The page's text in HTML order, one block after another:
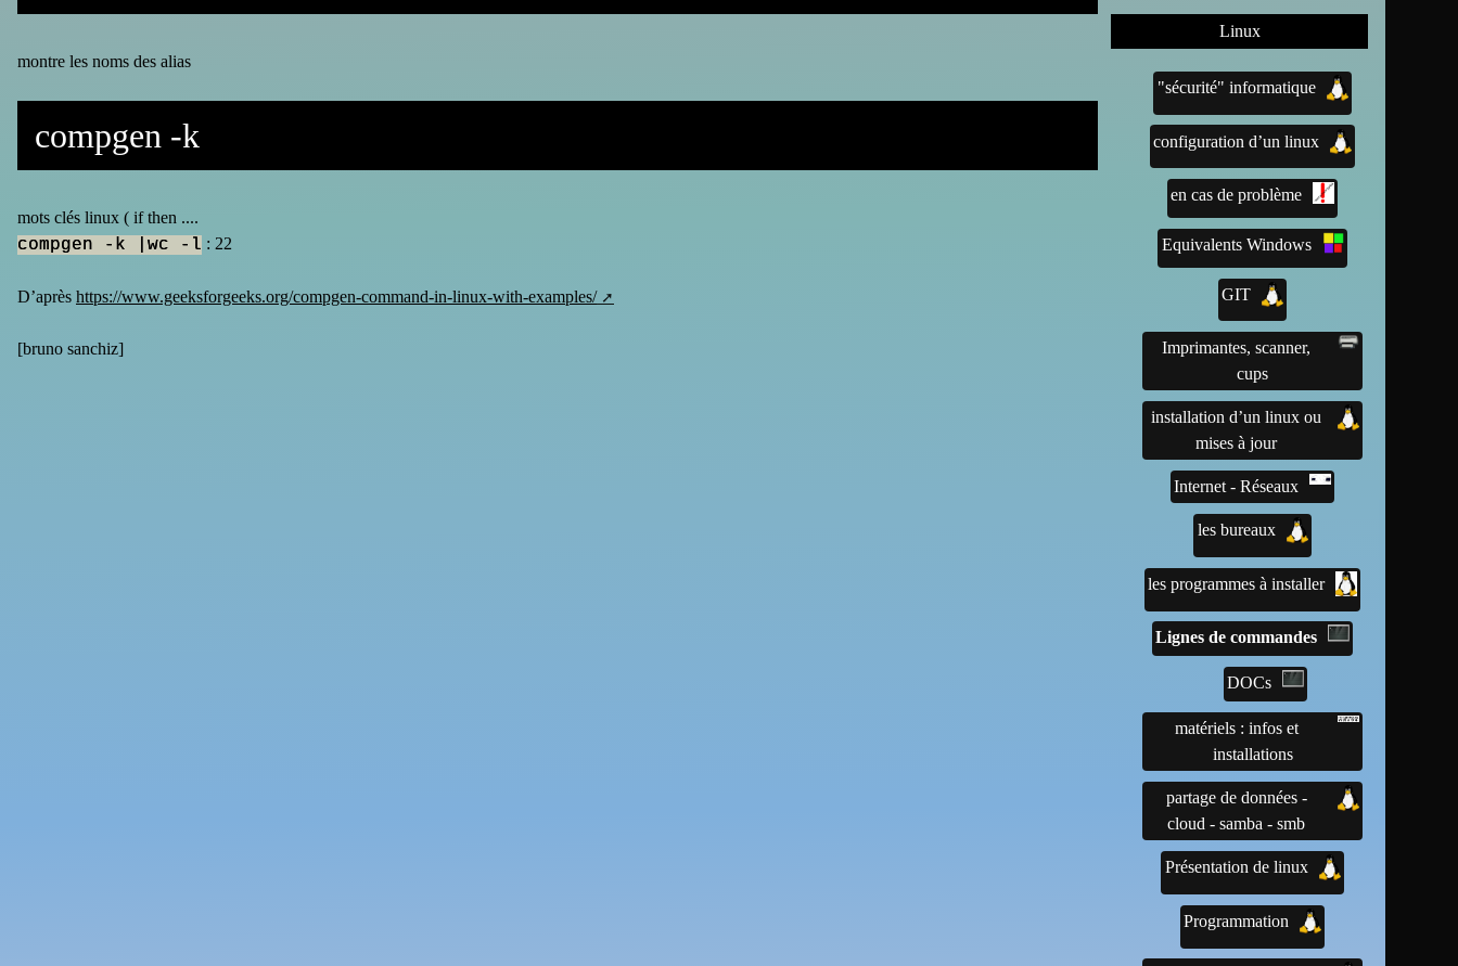
montre les noms des alias
compgen -k
mots clés linux ( if then ....
compgen -k |wc -l : 22
D’après https://www.geeksforgeeks.org/compgen-command-in-linux-with-examples/
[bruno sanchiz]
Linux
"sécurité" informatique
configuration d’un linux
en cas de problème
Equivalents Windows
GIT
Imprimantes, scanner,
cups
installation d’un linux ou
mises à jour
Internet - Réseaux
les bureaux
les programmes à installer
Lignes de commandes
DOCs
matériels : infos et
installations
partage de données -
cloud - samba - smb
Présentation de linux
Programmation